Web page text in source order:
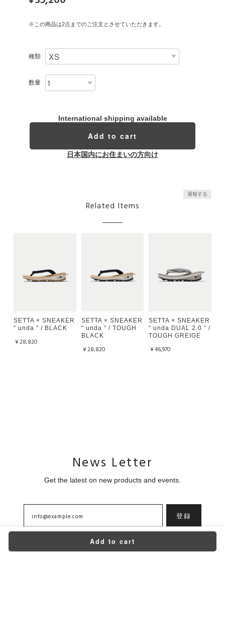
※この商品は2点までのご注文とさせていただきます。
種類
数量
International shipping available
Add to cart
日本国内にお住まいの方向け
通報する
Related Items
SETTA × SNEAKER
“ unda ” / BLACK
¥28,820
SETTA × SNEAKER
“ unda ” / TOUGH
BLACK
¥28,820
SETTA × SNEAKER
“ unda DUAL 2.0 ” /
TOUGH GREIGE
¥46,970
Add to cart
News Letter
Get the latest on new products and events.
登録